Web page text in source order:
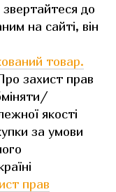
звертайтеся до
на сайті, він
товар.
захист прав
якості
за умови
прав